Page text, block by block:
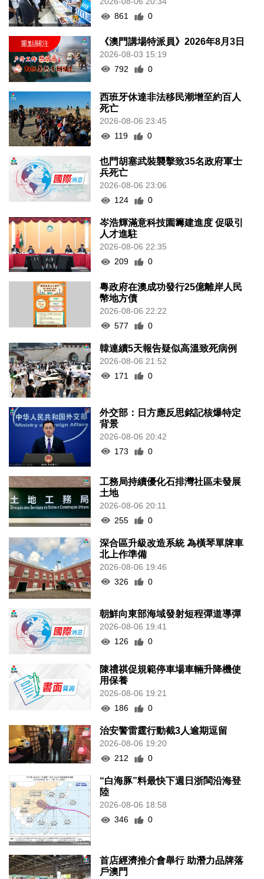
861
0
《澳門講場特派員》2026年8月3日
2026-08-03 15:19
792
0
西班牙休達非法移民潮增至約百人
死亡
2026-08-06 23:45
119
0
也門胡塞武裝襲擊致35名政府軍士
兵死亡
2026-08-06 23:06
124
0
岑浩輝滿意科技園籌建進度 促吸引
人才進駐
2026-08-06 22:35
209
0
粵政府在澳成功發行25億離岸人民
幣地方債
2026-08-06 22:22
577
0
韓連續5天報告疑似高溫致死病例
2026-08-06 21:52
171
0
外交部：日方應反思銘記核爆特定
背景
2026-08-06 20:42
173
0
工務局持續優化石排灣社區未發展
土地
2026-08-06 20:11
255
0
深合區升級改造系統 為橫琴單牌車
北上作準備
2026-08-06 19:46
326
0
朝鮮向東部海域發射短程彈道導彈
2026-08-06 19:41
126
0
陳禮祺促規範停車場車輛升降機使
用保養
2026-08-06 19:21
186
0
治安警雷霆行動截3人逾期逗留
2026-08-06 19:20
212
0
“白海豚”料最快下週日浙閩沿海登
陸
2026-08-06 18:58
346
0
首店經濟推介會舉行 助潛力品牌落
戶澳門